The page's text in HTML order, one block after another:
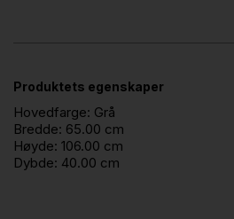
Produktets egenskaper
Hovedfarge: Grå
Bredde: 65.00 cm
Høyde: 106.00 cm
Dybde: 40.00 cm